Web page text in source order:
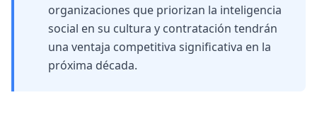
organizaciones que priorizan la inteligencia
social en su cultura y contratación tendrán
una ventaja competitiva significativa en la
próxima década.